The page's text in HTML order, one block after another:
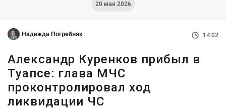
20 мая 2026
Надежда Погребняк 14:02
Александр Куренков прибыл в
Туапсе: глава МЧС
проконтролировал ход
ликвидации ЧС